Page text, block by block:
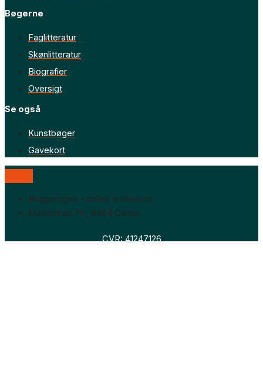
Bøgerne
Faglitteratur
Skønlitteratur
Biografier
Oversigt
Se også
Kunstbøger
Gavekort
Boggaragen – online antikvariat
Marktoften 7H, 8464 Galten
CVR: 41247126